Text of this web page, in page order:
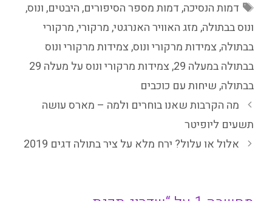
תגיות
דמות הנסיכה,דמות מספר הסיפורים,היבטים,ונוס,
ונוס בבתולה,מזג האוויר האנרגטי,מרקורי,מרקורי
בבתולה,צמידות מרקורי ונוס,צמידות מרקורי ונוס
בבתולה במעלה 29
,
צמידות מרקורי ונוס על מעלה 29
בבתולה,שיחות עם כוכבים
מה הקרבות שאנו בוחרים ולמה – מארס עושה
תשעים ליופיטר
אלול או עלול? ירח מלא על ציר בתולה דגים 2019